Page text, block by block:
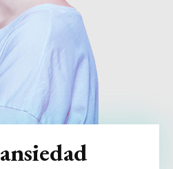
ansiedad